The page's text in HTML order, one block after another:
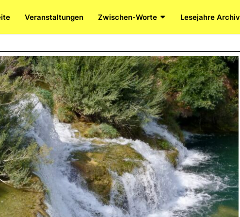
Veranstaltungen Zwischen-Worte Lesejahre Archiv